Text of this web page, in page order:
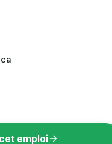
emploi